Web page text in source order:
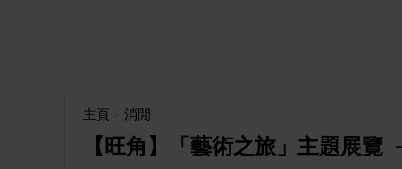
主頁 消閒
【旺角】「藝術之旅」主題展覽